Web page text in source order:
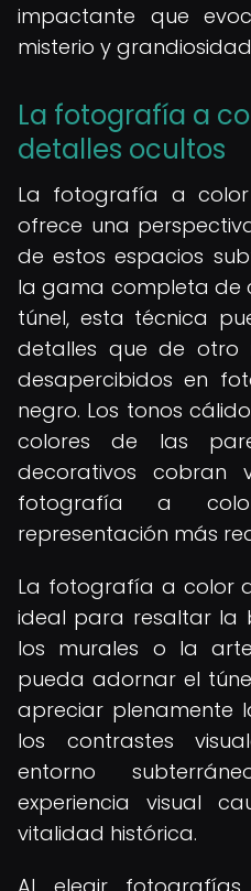
impactante que
misterio y
La fotografía a
detalles ocultos
La fotografía a color
ofrece una
de estos espacios
la gama completa de
túnel, esta técnica
detalles que de
desapercibidos en
negro. Los tonos
colores de las
decorativos
fotografía a
representación más
La fotografía a color
ideal para resaltar la
los murales o la
pueda adornar el
apreciar plenamente
los contrastes
entorno
experiencia visual
vitalidad histórica.